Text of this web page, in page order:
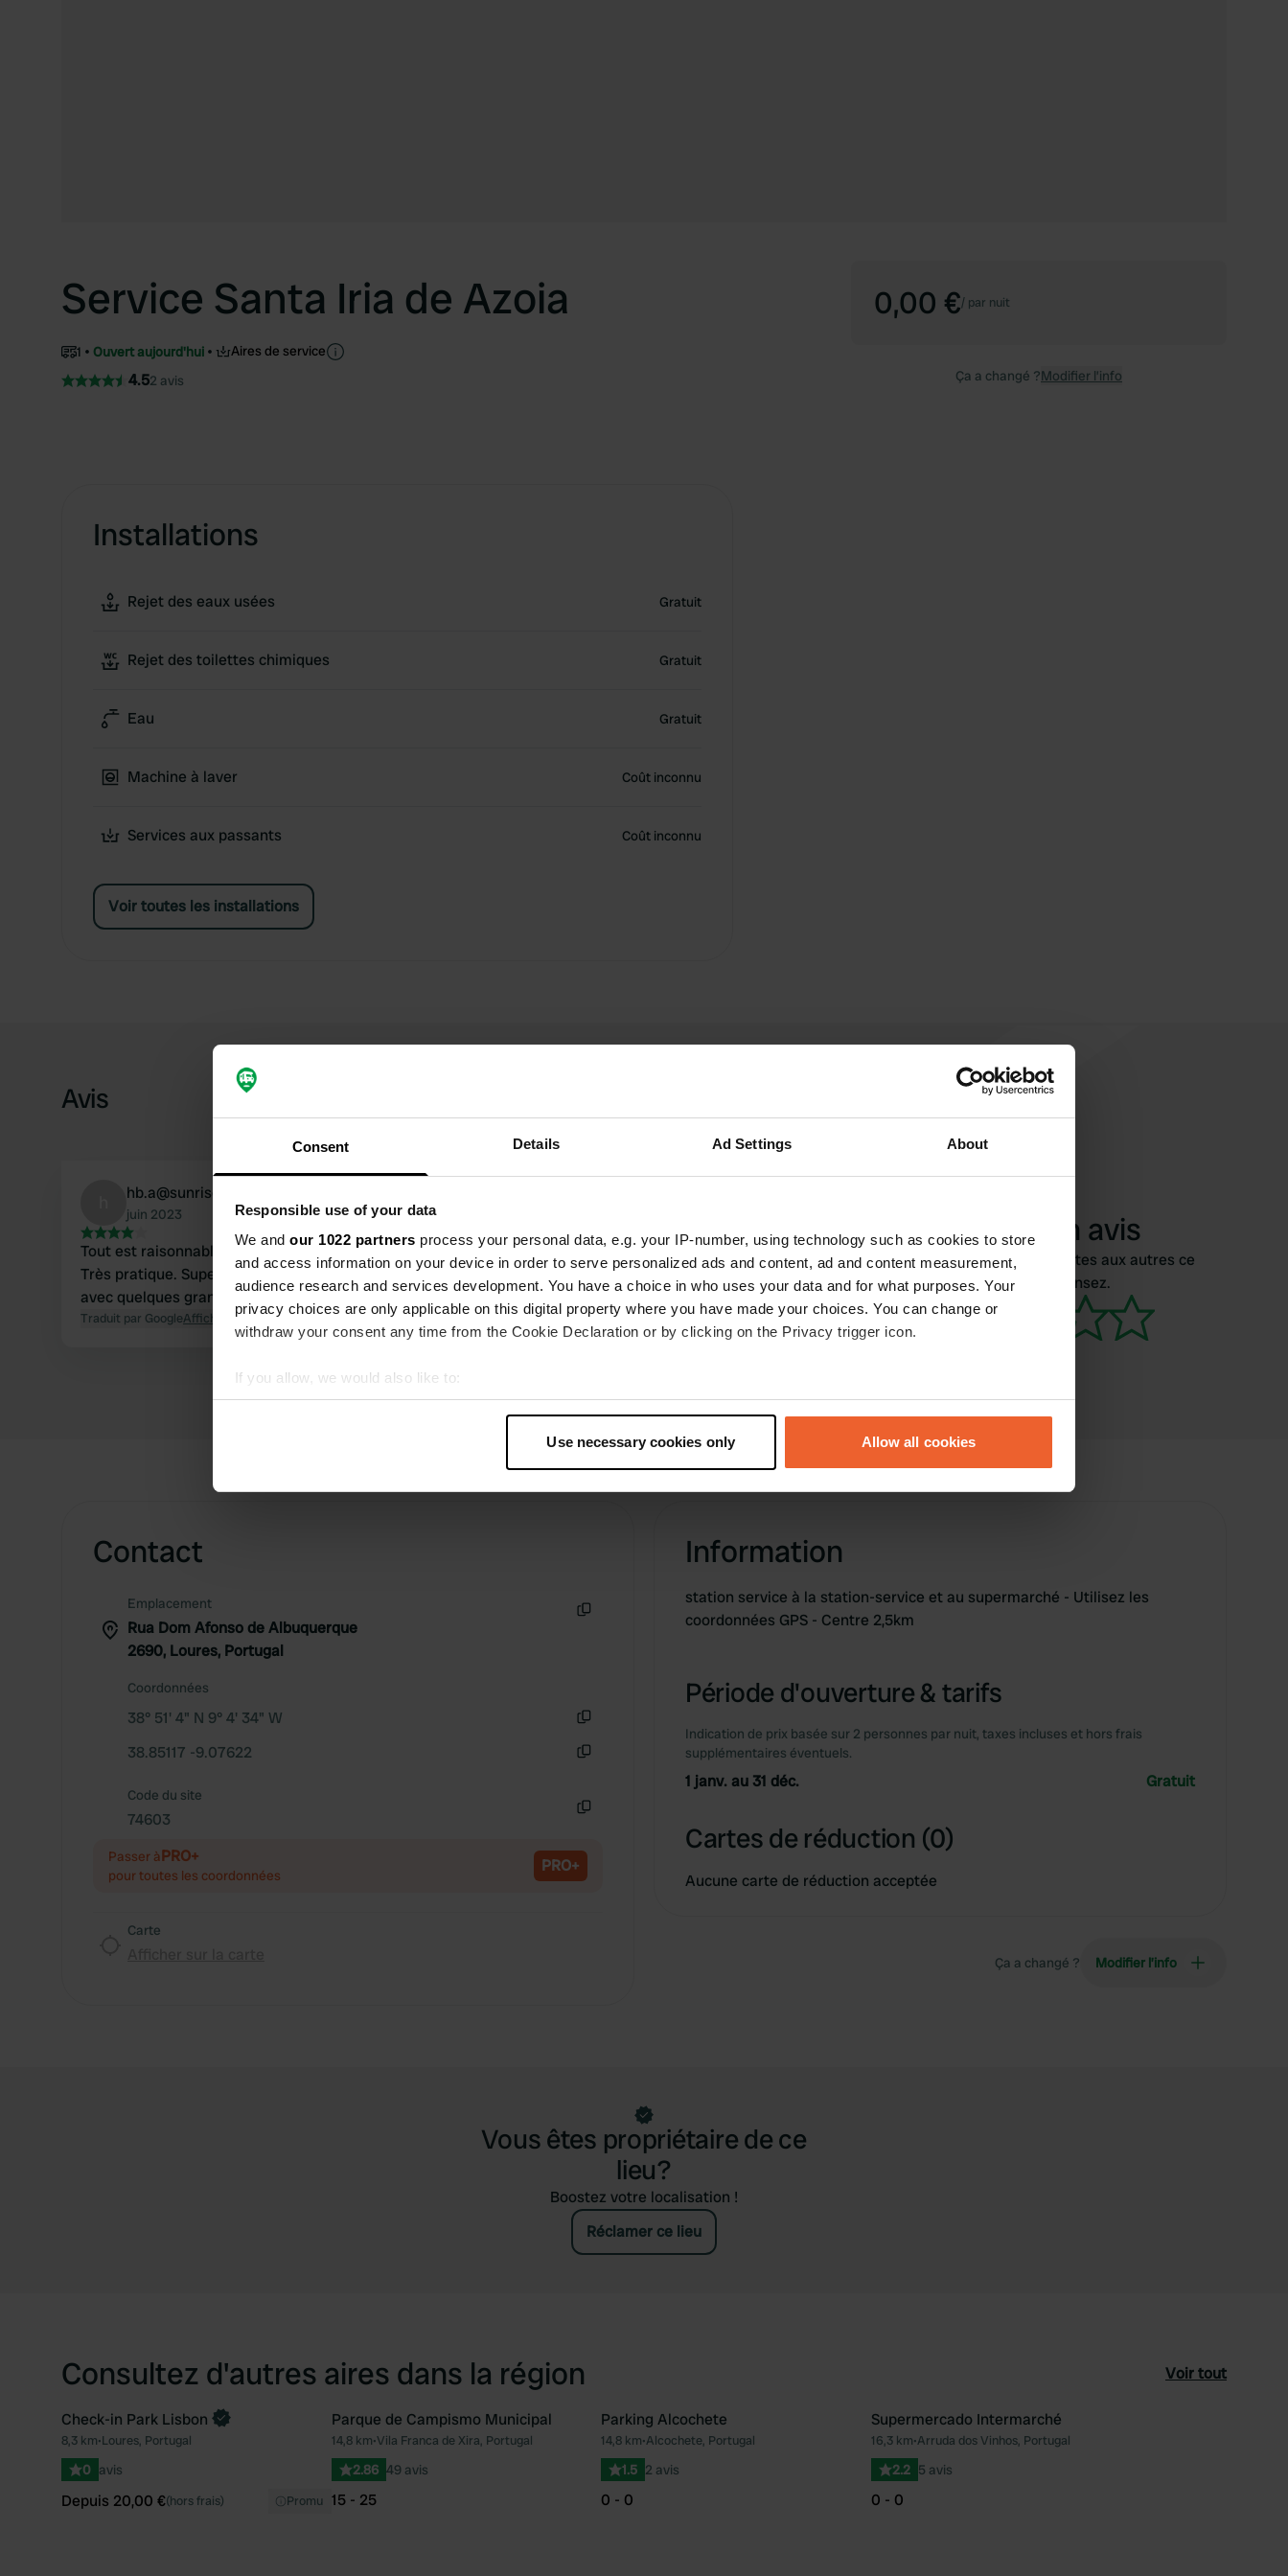
Consent Details Ad Settings About
Responsible use of your data
We and our 1022 partners process your personal data, e.g. your IP-number, using technology such as cookies to store
and access information on your device in order to serve personalized ads and content, ad and content measurement,
audience research and services development. You have a choice in who uses your data and for what purposes. Your
privacy choices are only applicable on this digital property where you have made your choices. You can change or
withdraw your consent any time from the Cookie Declaration or by clicking on the Privacy trigger icon.
If you allow, we would also like to:
Collect information about your geographical location which can be accurate to within several meters
Find out more about how your personal data is processed and set your preferences in the
other information that you’ve provided to them or that they’ve collected from your use of their services.
Use necessary cookies only Allow all cookies
Service Santa Iria de Azoia
1 Ouvert aujourd'hui Aires de service
4.52 avis
Installations
Rejet des eaux usées Gratuit
Rejet des toilettes chimiques Gratuit
Eau Gratuit
Machine à laver Coût inconnu
Services aux passants Coût inconnu
Voir toutes les installations
0,00 €/ par nuit
Ça a changé ?Modifier l’info
Avis
hb.a@sunrise.ch
juin 2023
Tout est raisonnablement propre et travaillé.
Très pratique. Supermarché au même endroit,
avec quelques grands parkings.
Traduit par GoogleAfficher l'original
Station d'approvisionnement à Intermarché très
facile à atteindre. Gratuit. Les machines à laver
sont juste à côté.
Traduit par Google Afficher l'original
Ajouter un avis
Vous êtes déjà venu ici ? Dites aux autres ce
que vous en pensez.
Contact
Emplacement
Rua Dom Afonso de Albuquerque
2690, Loures, Portugal
Coordonnées
38° 51' 4" N 9° 4' 34" W
38.85117 -9.07622
Code du site
74603
Passer àPRO+
pour toutes les coordonnées PRO+
Carte
Information
station service à la station-service et au supermarché - Utilisez les
coordonnées GPS - Centre 2,5km
Période d'ouverture & tarifs
Indication de prix basée sur 2 personnes par nuit, taxes incluses et hors frais
supplémentaires éventuels.
1 janv. au 31 déc. Gratuit
Cartes de réduction (0)
Aucune carte de réduction acceptée
Ça a changé ? Modifier l’info
Vous êtes propriétaire de ce
lieu?
Boostez votre localisation !
Réclamer ce lieu
Consultez d'autres aires dans la région Voir tout
Préféré
Reserve maintenant
Check-in Park Lisbon
8,3 km•Loures, Portugal
0 avis
Depuis 20,00 €(hors frais) Promu
Préféré
Parque de Campismo Municipal
14,8 km•Vila Franca de Xira, Portugal
2.86 49 avis
15 - 25
Préféré
Parking Alcochete
14,8 km•Alcochete, Portugal
1.5 2 avis
0 - 0
Supermercado Intermarché
16,3 km•Arruda dos Vinhos, Portugal
2.2 5 avis
0 - 0